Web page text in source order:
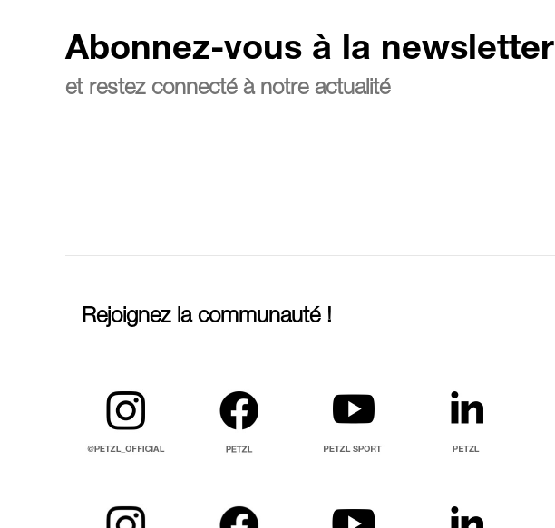
Abonnez-vous à la newsletter
et restez connecté à notre actualité
Rejoignez la communauté !